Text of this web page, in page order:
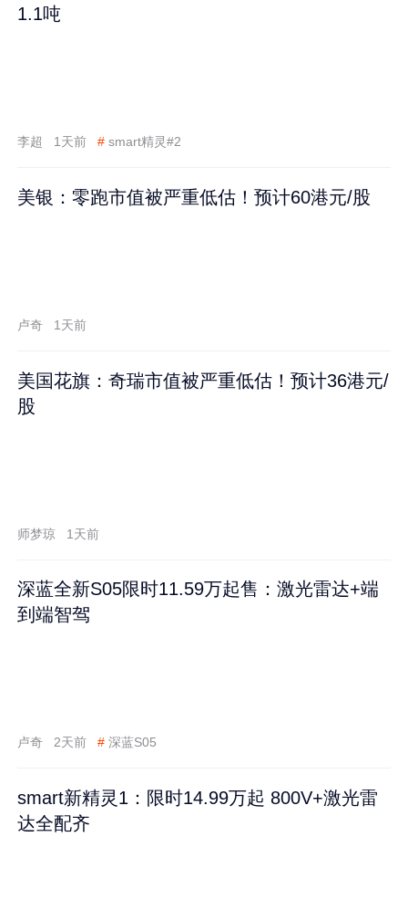
1.1吨
李超 1天前 # smart精灵#2
美银：零跑市值被严重低估！预计60港元/股
卢奇 1天前
美国花旗：奇瑞市值被严重低估！预计36港元/
股
师梦琼 1天前
深蓝全新S05限时11.59万起售：激光雷达+端
到端智驾
卢奇 2天前 # 深蓝S05
smart新精灵1：限时14.99万起 800V+激光雷
达全配齐